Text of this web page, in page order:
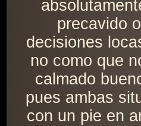
precavido
decisiones
no como que
calmado
pues ambas
con un pie en